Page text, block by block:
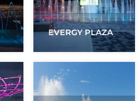
EVERGY PLAZA